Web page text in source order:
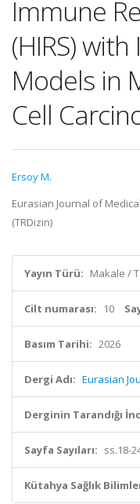
Immune
(HIRS)
Models in
Cell
Ersoy M.
Eurasian Journal of
(TRDizin)
Yayın Türü: Makale /
Cilt numarası: 10
Basım Tarihi: 2026
Dergi Adı: Eurasian
Derginin Tarandığı
Sayfa Sayıları: ss.18-
Kütahya Sağlık